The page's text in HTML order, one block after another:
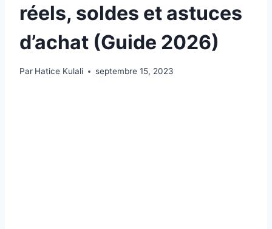
réels, soldes et astuces
d’achat (Guide 2026)
Par Hatice Kulali septembre 15, 2023